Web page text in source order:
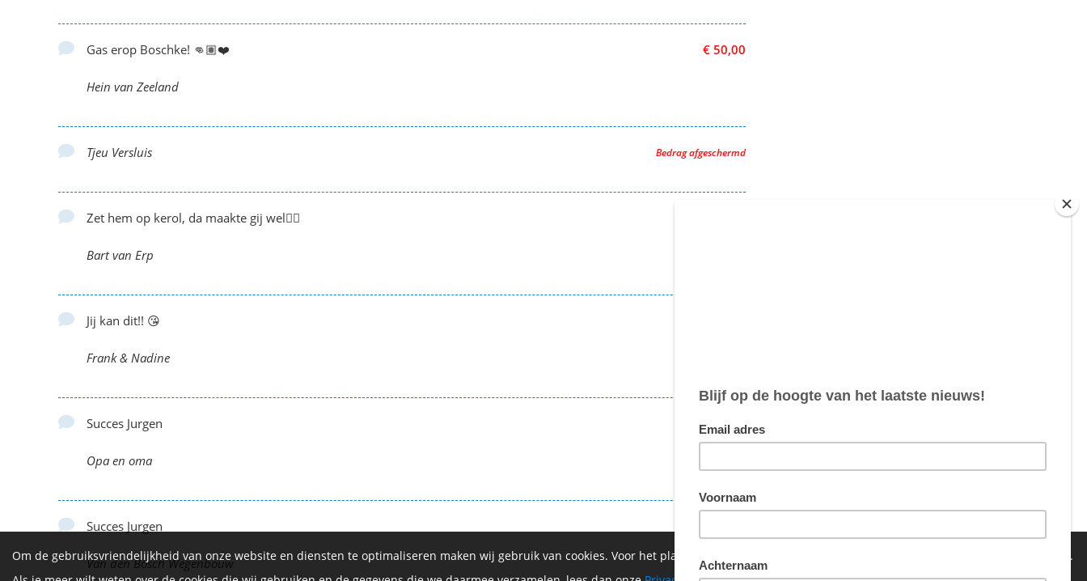
€ 50,00
Gas erop Boschke! 👊🏽❤️
Hein van Zeeland
Bedrag afgeschermd
Tjeu Versluis
Zet hem op kerol, da maakte gij wel👌🏻
Bart van Erp
Jij kan dit!! 😘
Frank & Nadine
€ 140,00
Succes Jurgen
Opa en oma
Succes Jurgen
Van den Bosch Wegenbouw
Om de gebruiksvriendelijkheid van onze website en diensten te optimaliseren maken wij gebruik van cookies. Voor het plaatsen van sommige cookies hebben we echter wel je toestemming nodig.